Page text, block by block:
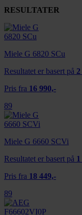
RESULTATER
Miele G 6820 SCu
Resultatet er basert på 2
Pris fra 16 990,-
89
Miele G 6660 SCVi
Resultatet er basert på 1
Pris fra 18 449,-
89